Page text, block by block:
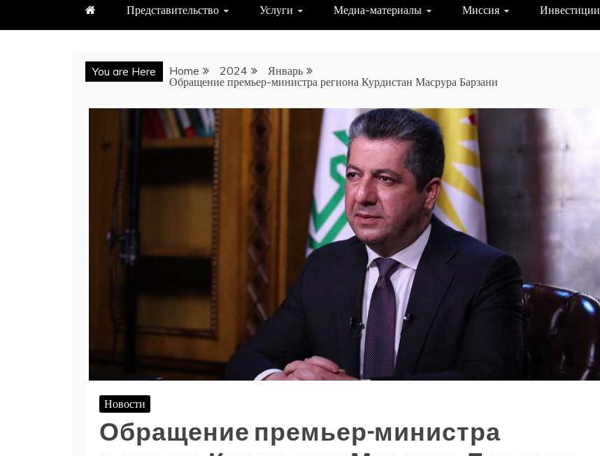
Представительство Услуги Медиа-материалы Миссия Инвестиции
You are Here Home 2024
Январь
Обращение премьер-министра региона Курдистан Масрура Барзани
Новости
Обращение премьер-министра